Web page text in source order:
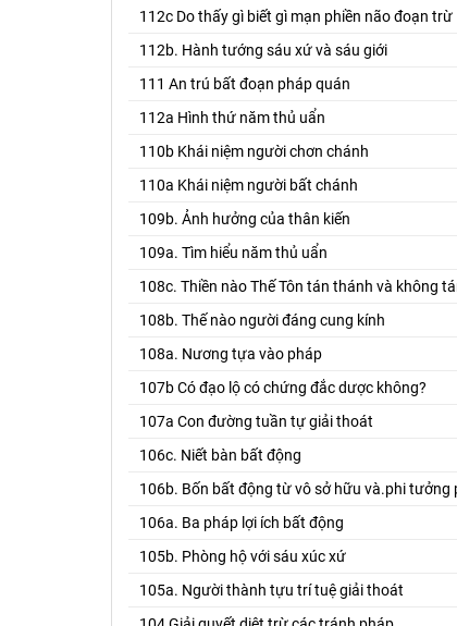
112c Do thấy gì biết gì mạn phiền não đoạn trừ
112b. Hành tướng sáu xứ và sáu giới
111 An trú bất đoạn pháp quán
112a Hình thứ năm thủ uẩn
110b Khái niệm người chơn chánh
110a Khái niệm người bất chánh
109b. Ảnh hưởng của thân kiến
109a. Tìm hiểu năm thủ uẩn
108c. Thiền nào Thế Tôn tán thánh và không
108b. Thế nào người đáng cung kính
108a. Nương tựa vào pháp
107b Có đạo lộ có chứng đắc dược không?
107a Con đường tuần tự giải thoát
106c. Niết bàn bất động
106b. Bốn bất động từ vô sở hữu và.phi tưởng
106a. Ba pháp lợi ích bất động
105b. Phòng hộ với sáu xúc xứ
105a. Người thành tựu trí tuệ giải thoát